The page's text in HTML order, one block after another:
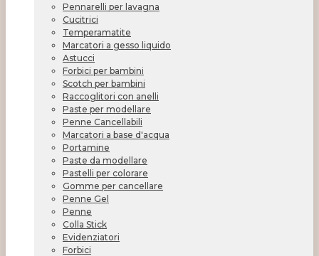
Pennarelli per lavagna
Cucitrici
Temperamatite
Marcatori a gesso liquido
Astucci
Forbici per bambini
Scotch per bambini
Raccoglitori con anelli
Paste per modellare
Penne Cancellabili
Marcatori a base d'acqua
Portamine
Paste da modellare
Pastelli per colorare
Gomme per cancellare
Penne Gel
Penne
Colla Stick
Evidenziatori
Forbici